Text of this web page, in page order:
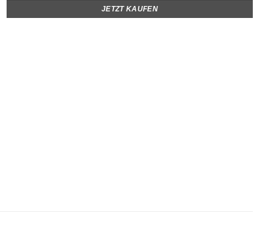
JETZT KAUFEN